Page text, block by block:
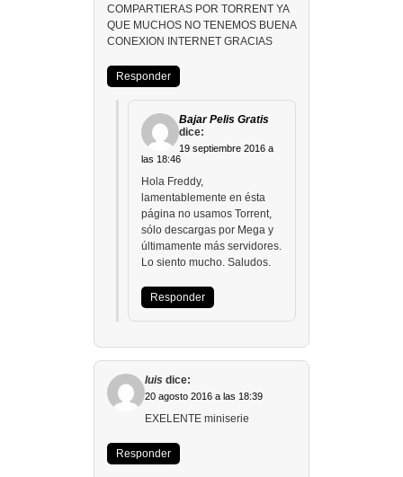
COMPARTIERAS POR TORRENT YA
QUE MUCHOS NO TENEMOS BUENA
CONEXION INTERNET GRACIAS
Responder
Bajar Pelis Gratis
dice:
19 septiembre 2016 a
las 18:46
Hola Freddy,
lamentablemente en ésta
página no usamos Torrent,
sólo descargas por Mega y
últimamente más servidores.
Lo siento mucho. Saludos.
Responder
luis dice:
20 agosto 2016 a las 18:39
EXELENTE miniserie
Responder